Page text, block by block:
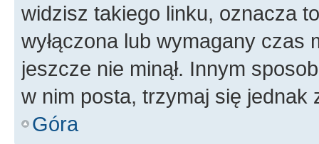
widzisz takiego linku, oznacza
wyłączona lub wymagany czas
jeszcze nie minął. Innym
w nim posta, trzymaj się jednak
Góra